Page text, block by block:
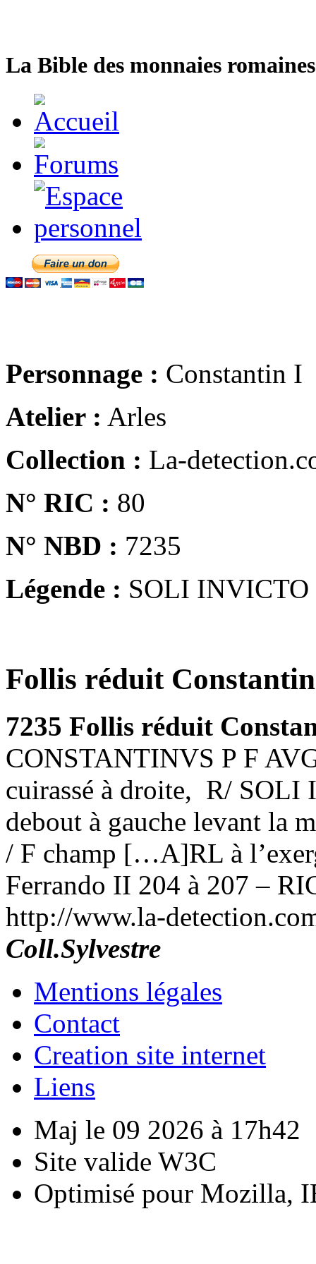
La Bible des monnaies
Personnage : Constantin I
Atelier : Arles
Collection : La-
N° RIC : 80
N° NBD : 7235
Légende : SOLI
Follis réduit
7235 Follis réduit
CONSTANTINVS P F
cuirassé à droite, R/
debout à gauche levant la
/ F champ […A]RL à
Ferrando II 204 à 207 –
http://www.la-
Coll.Sylvestre
Mentions légales
Contact
Creation site internet
Liens
Maj le 09 2026 à 17h42
Site valide W3C
Optimisé pour Mozilla,